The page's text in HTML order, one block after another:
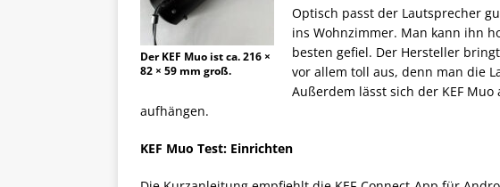
Der KEF Muo ist ca. 216 ×
82 × 59 mm groß.
Optisch passt der Lautsprecher
ins Wohnzimmer. Man kann ihn
besten gefiel. Der Hersteller
vor allem toll aus, denn man die
Außerdem lässt sich der KEF
aufhängen.
KEF Muo Test: Einrichten